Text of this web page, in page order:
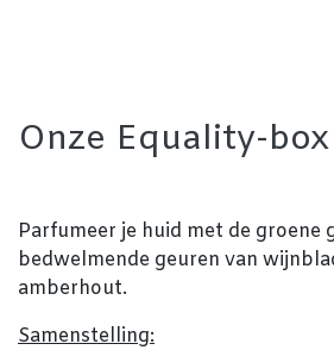
Onze Equality-box
Parfumeer je huid met de groene
bedwelmende geuren van
amberhout.
Samenstelling: